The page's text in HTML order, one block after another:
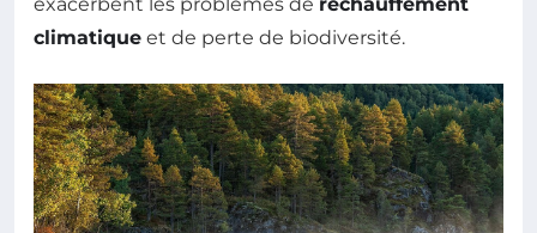
exacerbent les problèmes de réchauffement
climatique et de perte de biodiversité.